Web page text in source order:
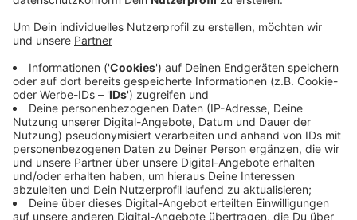
Frankreich wegen einer anderen Tat eine
Haftstrafe.
Anzeige
Die Polizei hatte nach dem Mann mit einem
Fahndungsfoto gesucht. Hierauf war zu sehen, wie er
den Wagen bei einem Oldtimerhändler in Wersten
begutachtet. Als er während einer Probefahrt ans